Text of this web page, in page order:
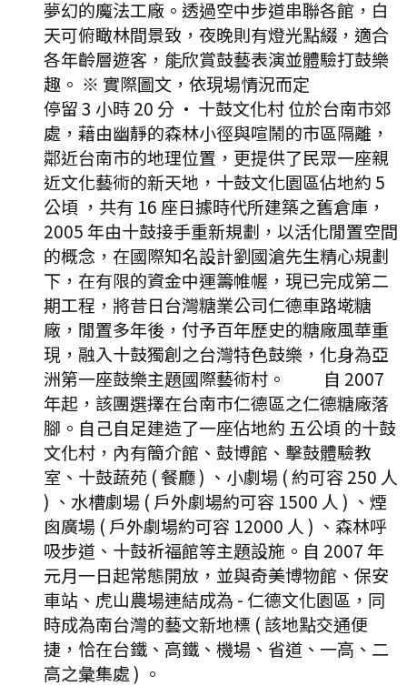
夢幻的魔法工廠。透過空中步道串聯各館，白
天可俯瞰林間景致，夜晚則有燈光點綴，適合
各年齡層遊客，能欣賞鼓藝表演並體驗打鼓樂
趣。 ※ 實際圖文，依現場情況而定
停留 3 小時 20 分 · 十鼓文化村 位於台南市郊
處，藉由幽靜的森林小徑與喧鬧的市區隔離，
鄰近台南市的地理位置，更提供了民眾一座親
近文化藝術的新天地，十鼓文化園區佔地約 5
公頃 ，共有 16 座日據時代所建築之舊倉庫，
2005 年由十鼓接手重新規劃，以活化閒置空間
的概念，在國際知名設計劉國滄先生精心規劃
下，在有限的資金中運籌帷幄，現已完成第二
期工程，將昔日台灣糖業公司仁德車路墘糖
廠，閒置多年後，付予百年歷史的糖廠風華重
現，融入十鼓獨創之台灣特色鼓樂，化身為亞
洲第一座鼓樂主題國際藝術村。 自 2007
年起，該團選擇在台南市仁德區之仁德糖廠落
腳。自己自足建造了一座佔地約 五公頃 的十鼓
文化村，內有簡介館、鼓博館、擊鼓體驗教
室、十鼓蔬苑 ( 餐廳 ) 、小劇場 ( 約可容 250 人
) 、水槽劇場 ( 戶外劇場約可容 1500 人 ) 、煙
囪廣場 ( 戶外劇場約可容 12000 人 ) 、森林呼
吸步道、十鼓祈福館等主題設施。自 2007 年
元月一日起常態開放，並與奇美博物館、保安
車站、虎山農場連結成為 - 仁德文化園區，同
時成為南台灣的藝文新地標 ( 該地點交通便
捷，恰在台鐵、高鐵、機場、省道、一高、二
高之彙集處 ) 。